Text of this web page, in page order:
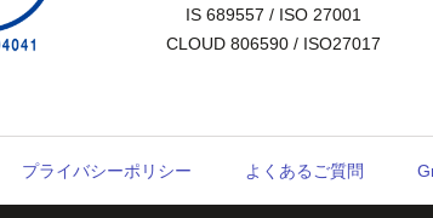
IS 689557 / ISO 27001
CLOUD 806590 / ISO27017
プライバシーポリシー よくあるご質問